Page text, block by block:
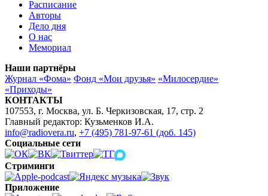
Расписание
Авторы
Дело дня
О нас
Мемориал
Наши партнёры
Журнал «Фома» Фонд «Мои друзья» «Милосердие»
«Приходы»
КОНТАКТЫ
107553, г. Москва, ул. Б. Черкизовская, 17, стр. 2
Главный редактор: Кузьменков И.А.
info@radiovera.ru, +7 (495) 781-97-61 (доб. 145)
Социальные сети
Стриминги
Приложение